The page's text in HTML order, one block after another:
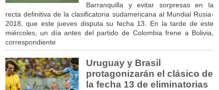
Barranquilla y evitar sorpresas en la
recta definitiva de la clasificatoria sudamericana al Mundial Rusia-
2018, que este jueves disputa su fecha 13. En la tarde de este
miércoles, un día antes del partido de Colombia frene a Bolivia,
correspondiente
Uruguay y Brasil
protagonizarán el clásico de
la fecha 13 de eliminatorias